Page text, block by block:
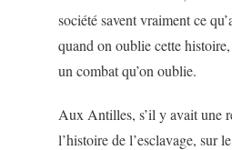
société savent vraiment ce
quand on oublie cette
un combat qu’on oublie.
Aux Antilles, s’il y avait une
l’histoire de l’esclavage, sur